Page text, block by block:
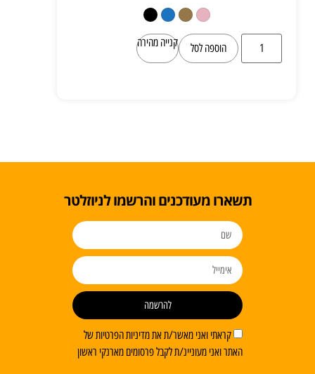
הוספה לסל קנייה מהירה
תשארו מעודכנים והרשמו לניוזלטר
קראתי ואני מאשר/ת את מדיניות הפרטיות של
האתר ואני מעוניינ/ת לקבל פרסומים מארנקי ראשון
להרשמה